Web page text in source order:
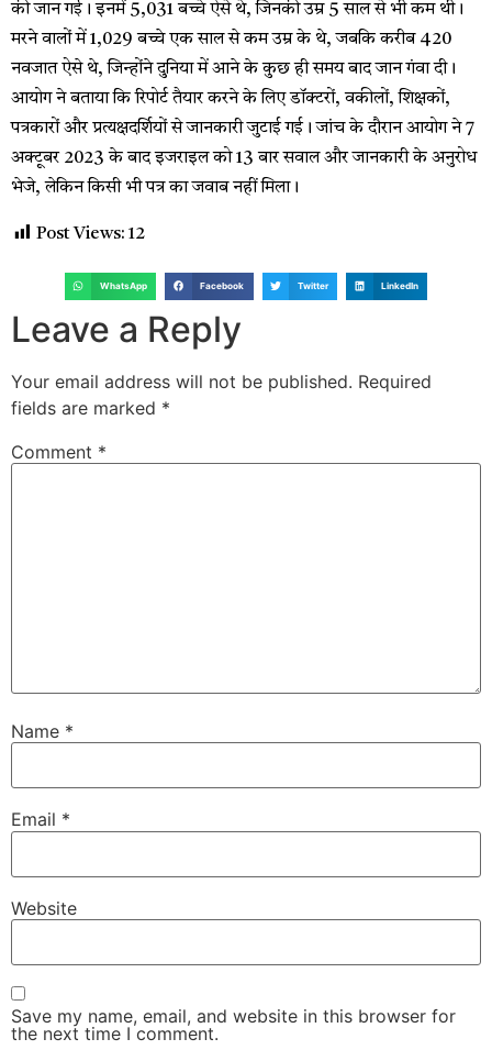
की जान गई। इनमें 5,031 बच्चे ऐसे थे, जिनकी उम्र 5 साल से भी कम थी।
मरने वालों में 1,029 बच्चे एक साल से कम उम्र के थे, जबकि करीब 420
नवजात ऐसे थे, जिन्होंने दुनिया में आने के कुछ ही समय बाद जान गंवा दी।
आयोग ने बताया कि रिपोर्ट तैयार करने के लिए डॉक्टरों, वकीलों, शिक्षकों,
पत्रकारों और प्रत्यक्षदर्शियों से जानकारी जुटाई गई। जांच के दौरान आयोग ने 7
अक्टूबर 2023 के बाद इजराइल को 13 बार सवाल और जानकारी के अनुरोध
भेजे, लेकिन किसी भी पत्र का जवाब नहीं मिला।
Post Views: 12
WhatsApp Facebook Twitter LinkedIn
Leave a Reply
Your email address will not be published. Required
fields are marked *
Comment *
Name *
Email *
Website
Save my name, email, and website in this browser for
the next time I comment.